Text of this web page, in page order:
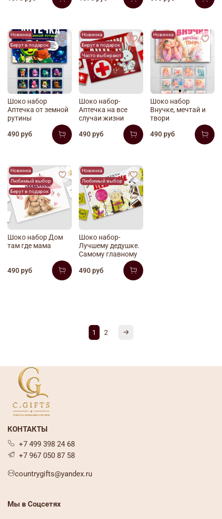
Новинка
Берут в подарок
Шоко набор
Аптечка от земной
рутины
490 руб
Новинка
Берут в подарок
Часто выбирают
Шоко набор-
Аптечка на все
случаи жизни
490 руб
Новинка
Шоко набор
Внучке, мечтай и
твори
490 руб
Новинка
Любимый выбор
Берут в подарок
Шоко набор Дом
там где мама
490 руб
Новинка
Любимый выбор
Шоко набор-
Лучшему дедушке.
Самому главному
490 руб
1 2
КОНТАКТЫ
+7 499 398 24 68
+7 967 050 87 58
countrygifts@yandex.ru
Мы в Соцсетях